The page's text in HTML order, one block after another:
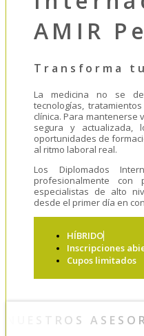
AMIR
Transforma
La medicina no se
tecnologías,
clínica. Para mantenerse
segura y actualizada,
oportunidades de
al ritmo laboral real.
Los Diplomados
profesionalmente con
especialistas de alto
desde el primer día en
HÍBRIDO
Inscripciones
Cupos limitados
NUESTROS